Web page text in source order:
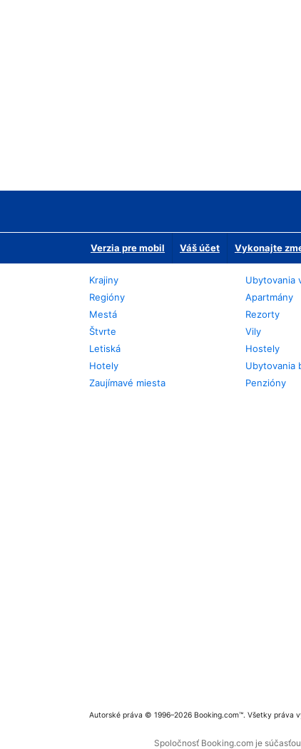
Verzia pre mobil Váš účet Vykonajte
Krajiny
Regióny
Mestá
Štvrte
Letiská
Hotely
Zaujímavé miesta
Ubytovania
Apartmány
Rezorty
Vily
Hostely
Ubytovania
Penzióny
Autorské práva © 1996–2026 Booking.com™. Všetky práva
Spoločnosť Booking.com je